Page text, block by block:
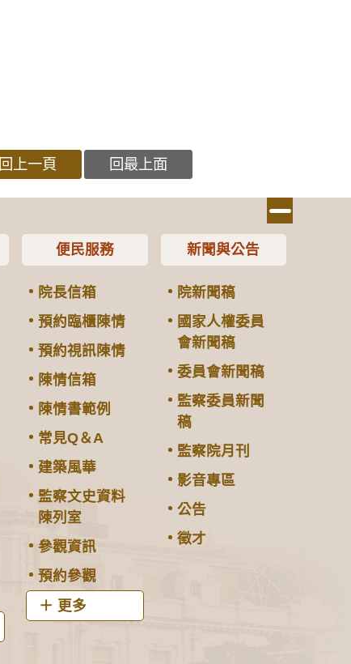
回上一頁 回最上面
便民服務
院長信箱
預約臨櫃陳情
預約視訊陳情
陳情信箱
陳情書範例
常見Q＆A
建築風華
監察文史資料
陳列室
參觀資訊
預約參觀
更多
新聞與公告
院新聞稿
國家人權委員
會新聞稿
委員會新聞稿
監察委員新聞
稿
監察院月刊
影音專區
公告
徵才